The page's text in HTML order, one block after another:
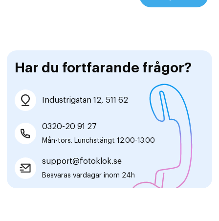
Har du fortfarande frågor?
Industrigatan 12, 511 62
0320-20 91 27
Mån-tors. Lunchstängt 12.00-13.00
support@fotoklok.se
Besvaras vardagar inom 24h